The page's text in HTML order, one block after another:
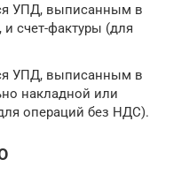
УПД, выписанным в
и счет-фактуры (для
УПД, выписанным в
накладной или
операций без НДС).